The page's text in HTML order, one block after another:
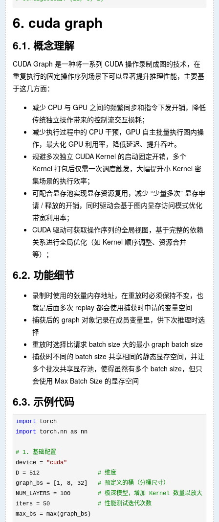
6. cuda graph
6.1. 概念理解
CUDA Graph 是一种将一系列 CUDA 操作录制成图的技术，在
重复执行的固定操作序列场景下可以显著提升推理性能，主要基
于这几方面：
减少 CPU 与 GPU 之间的频繁同步和指令下发开销，降低
传统独立操作带来的控制流交互损耗；
减少执行过程中的 CPU 干预，GPU 自主批量执行图内操
作，最大化 GPU 利用率，降低延迟、提升吞吐。
规避多次独立 CUDA Kernel 的启动固定开销，多个
Kernel 打包后仅需一次调度触发，大幅提升小 Kernel 密
集场景的执行效率；
可配合显存池实现显存资源复用，减少 “少量多次” 显存申
请 / 释放的开销，同时驱动会基于图内显存访问模式优化
带宽利用率；
CUDA 驱动可获取操作序列的全局视图，基于完整的依赖
关系进行全局优化（如 Kernel 顺序调整、资源合并
等）；
6.2. 功能细节
录制时使用的张量内存地址，在重放时必须保持不变，也
就是后面多次 replay 都会使用捕获时申请的变量空间
捕获后的 graph 对象记录在成员变量里，供下次推理时选
择
重放时选择比请求 batch size 大的最小 graph batch size
捕获时不同的 batch size 共享相同的静态显存空间，并让
多个批次共享显存池，使得虽然有多个 batch size，但只
会使用 Max Batch Size 的显存空间
6.3. 示例代码
import
import torch.nn as nn
# 1. 基础配置
device = "cuda"
D = 512 # 维度
graph_bs = [1, 8, 32] # 预定义的桶（分桶尺寸）
NUM_LAYERS = 100 # 极深模型，增加 Kernel 数量以放大
iters = 50 # 性能测试迭代次数
max_bs = max(graph_bs)